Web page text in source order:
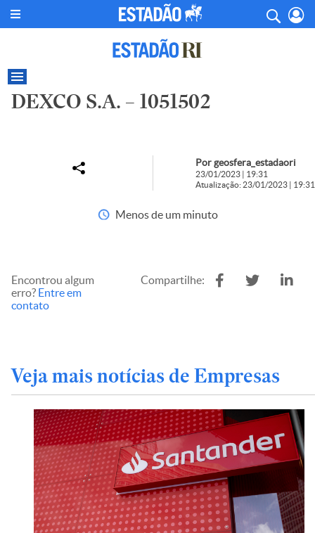
DEXCO S.A. – 1051502
Por geosfera_estadaori
23/01/2023 | 19:31
Atualização: 23/01/2023 | 19:31
Menos de um minuto
Encontrou algum
erro? Entre em
contato
Compartilhe:
Veja mais notícias de Empresas